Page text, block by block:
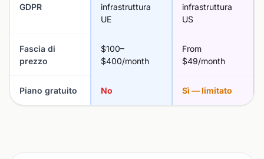
GDPR
infrastruttura
UE
infrastruttura
US
Fascia di
prezzo
$100–
$400/month
From
$49/month
Piano gratuito No Sì — limitato